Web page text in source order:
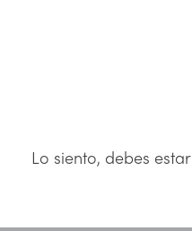
Lo siento, debes estar